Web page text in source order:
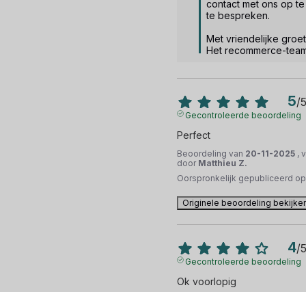
contact met ons op
te bespreken.
Met vriendelijke
Het recommerce-
5/5
Gecontroleerde beoordeling
Perfect
Beoordeling van 20-11-2025 ,
door Matthieu Z.
Oorspronkelijk gepubliceerd
Originele beoordeling
4/5
Gecontroleerde beoordeling
Ok voorlopig